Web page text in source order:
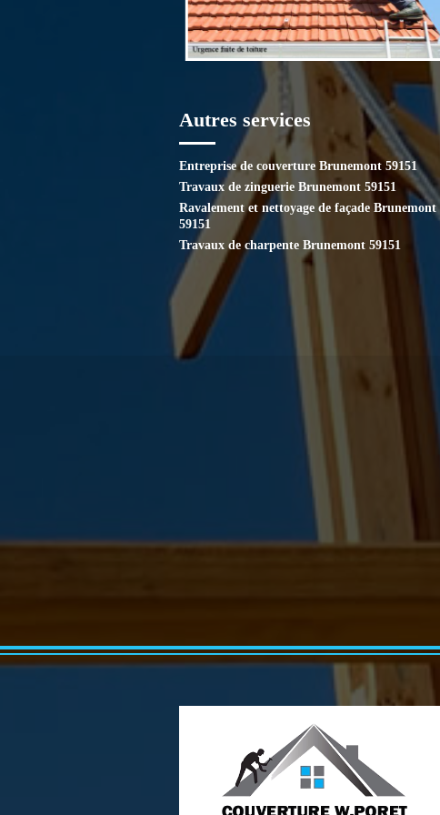
Autres services
Entreprise de couverture Brunemont 59151
Travaux de zinguerie Brunemont 59151
Ravalement et nettoyage de façade Brunemont
59151
Travaux de charpente Brunemont 59151